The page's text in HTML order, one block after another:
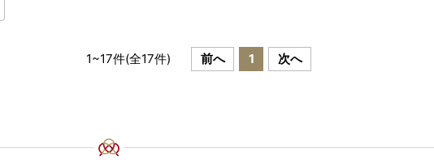
1~17件(全17件) 前へ 1 次へ